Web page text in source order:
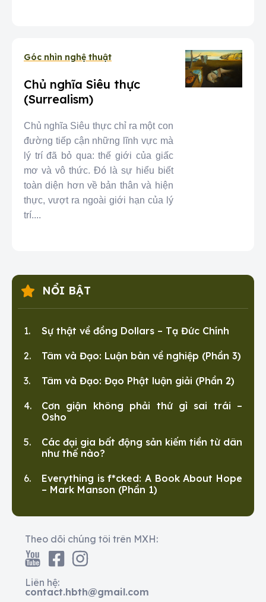
Góc nhìn nghệ thuật
Chủ nghĩa Siêu thực
(Surrealism)
Chủ nghĩa Siêu thực chỉ ra một con
đường tiếp cận những lĩnh vực mà
lý trí đã bỏ qua: thế giới của giấc
mơ và vô thức. Đó là sự hiểu biết
toàn diện hơn về bản thân và hiện
thực, vượt ra ngoài giới hạn của lý
trí....
NỔI BẬT
Sự thật về đồng Dollars – Tạ Đức Chính
Tâm và Đạo: Luận bàn về nghiệp (Phần 3)
Tâm và Đạo: Đạo Phật luận giải (Phần 2)
Cơn giận không phải thứ gì sai trái –
Osho
Các đại gia bất động sản kiếm tiền từ dân
như thế nào?
Everything is f*cked: A Book About Hope
– Mark Manson (Phần 1)
Theo dõi chúng tôi trên MXH:
Liên hệ:
contact.hbth@gmail.com